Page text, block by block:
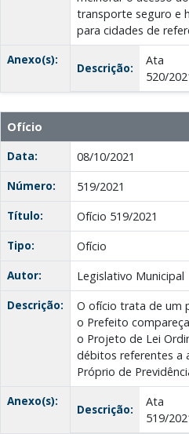
transporte seguro e
para cidades de
Anexo(s):
Descrição:
Ata
520/
Ofício
Data:
08/10/2021
Número:
519/2021
Título:
Ofício 519/2021
Tipo:
Ofício
Autor:
Legislativo Municipal
Descrição:
O ofício trata de um
o Prefeito
o Projeto de Lei
débitos referentes a
Próprio de
Anexo(s):
Descrição:
Ata
519/